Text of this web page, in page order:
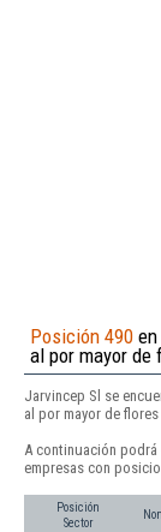
Posición 490
al por mayor de
Jarvincep Sl se
al por mayor de flores
A continuación
empresas con
Posición
Sector